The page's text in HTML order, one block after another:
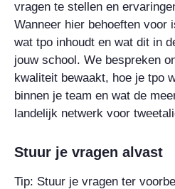
vragen te stellen en
Wanneer hier behoeften voor
wat tpo inhoudt en wat dit in
jouw school. We bespreken
kwaliteit bewaakt, hoe je tpo
binnen je team en wat de
landelijk netwerk voor
Stuur je vragen alvast
Tip: Stuur je vragen ter